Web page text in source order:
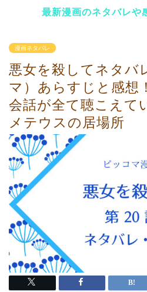
最新漫画のネタバレや
漫画ネタバレ
悪女を殺してネタバ
マ）あらすじと感想
会話が全て聴こえて
メテウスの居場所